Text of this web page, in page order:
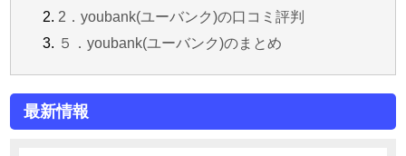
2．youbank(ユーバンク)の口コミ評判
５．youbank(ユーバンク)のまとめ
最新情報